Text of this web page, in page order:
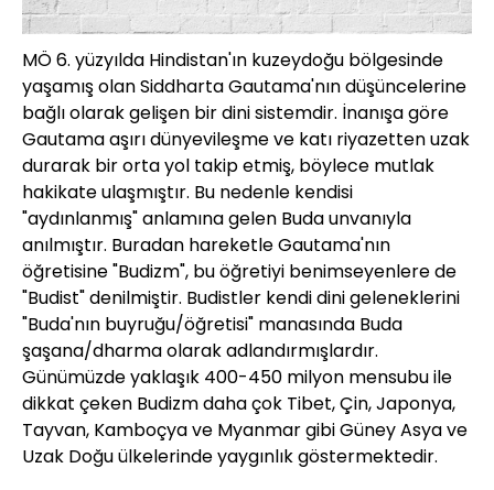
MÖ 6. yüzyılda Hindistan'ın kuzeydoğu bölgesinde
yaşamış olan Siddharta Gautama'nın düşüncelerine
bağlı olarak gelişen bir dini sistemdir. İnanışa göre
Gautama aşırı dünyevileşme ve katı riyazetten uzak
durarak bir orta yol takip etmiş, böylece mutlak
hakikate ulaşmıştır. Bu nedenle kendisi
"aydınlanmış" anlamına gelen Buda unvanıyla
anılmıştır. Buradan hareketle Gautama'nın
öğretisine "Budizm", bu öğretiyi benimseyenlere de
"Budist" denilmiştir. Budistler kendi dini geleneklerini
"Buda'nın buyruğu/öğretisi" manasında Buda
şaşana/dharma olarak adlandırmışlardır.
Günümüzde yaklaşık 400-450 milyon mensubu ile
dikkat çeken Budizm daha çok Tibet, Çin, Japonya,
Tayvan, Kamboçya ve Myanmar gibi Güney Asya ve
Uzak Doğu ülkelerinde yaygınlık göstermektedir.